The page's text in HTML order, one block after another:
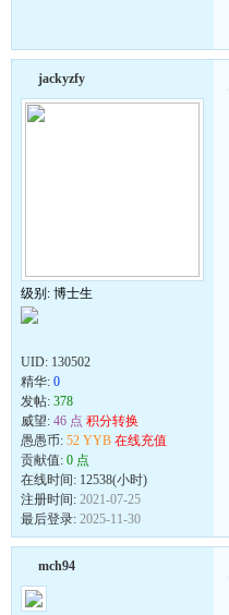
jackyzfy
级别: 博士生
UID: 130502
精华: 0
发帖: 378
威望: 46 点 积分转换
愚愚币: 52 YYB 在线充值
贡献值: 0 点
在线时间: 12538(小时)
注册时间: 2021-07-25
最后登录: 2025-11-30
mch94